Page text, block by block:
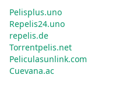
Pelisplus.uno
Repelis24.uno
repelis.de
Torrentpelis.net
Peliculasunlink.com
Cuevana.ac